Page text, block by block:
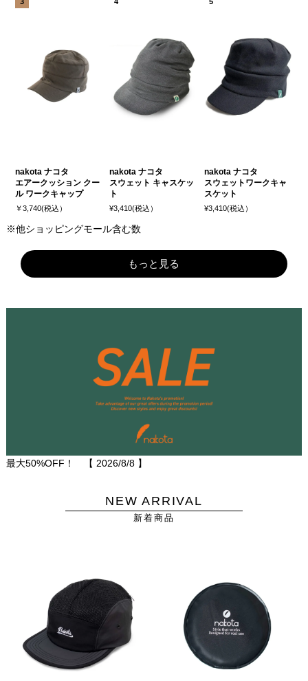
nakota ナコタ
エアークッション クー
ル ワークキャップ
￥3,740(税込）
nakota ナコタ
スウェット キャスケッ
ト
¥3,410(税込）
nakota ナコタ
スウェットワークキャ
スケット
¥3,410(税込）
※他ショッピングモール含む数
もっと見る
最大50%OFF！ 【 2026/8/8】
NEW ARRIVAL
新着商品